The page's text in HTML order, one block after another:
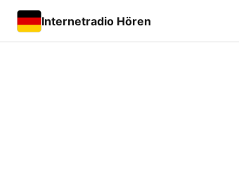
Internetradio Hören